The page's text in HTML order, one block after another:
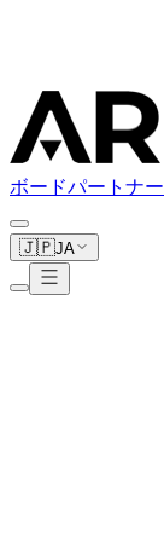
ボードパートナー
🇯🇵JA